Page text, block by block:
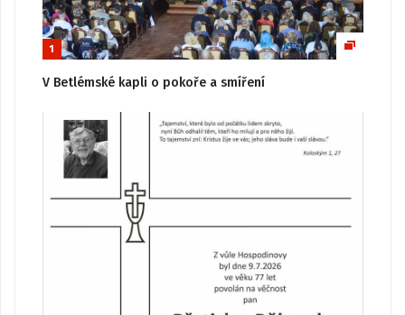
1
V Betlémské kapli o pokoře a smíření